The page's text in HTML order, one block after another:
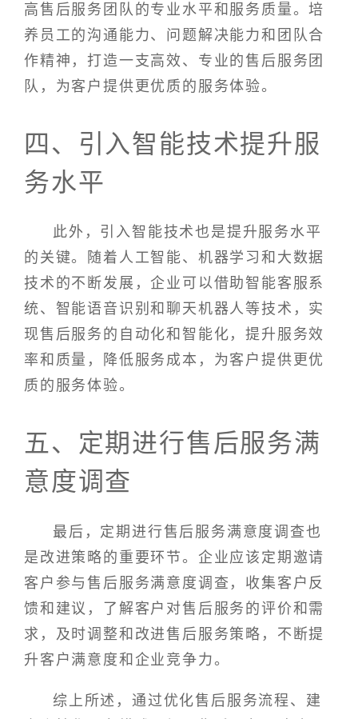
高售后服务团队的专业水平和服务质量。培
养员工的沟通能力、问题解决能力和团队合
作精神，打造一支高效、专业的售后服务团
队，为客户提供更优质的服务体验。
四、引入智能技术提升服
务水平
此外，引入智能技术也是提升服务水平
的关键。随着人工智能、机器学习和大数据
技术的不断发展，企业可以借助智能客服系
统、智能语音识别和聊天机器人等技术，实
现售后服务的自动化和智能化，提升服务效
率和质量，降低服务成本，为客户提供更优
质的服务体验。
五、定期进行售后服务满
意度调查
最后，定期进行售后服务满意度调查也
是改进策略的重要环节。企业应该定期邀请
客户参与售后服务满意度调查，收集客户反
馈和建议，了解客户对售后服务的评价和需
求，及时调整和改进售后服务策略，不断提
升客户满意度和企业竞争力。
综上所述，通过优化售后服务流程、建